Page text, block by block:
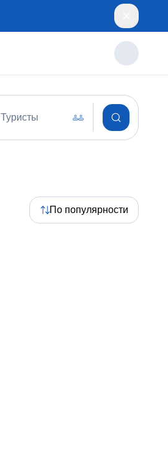
Туристы
По популярности